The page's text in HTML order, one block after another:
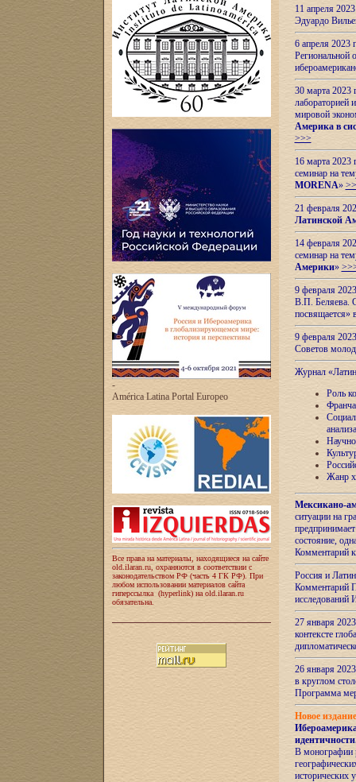
-
América Latina Portal Europeo
Все права на материалы, находящиеся на сайте
old.ilaran.ru, охраняются в соответствии с
законодательством РФ (часть 4 ГК РФ). При
любом использовании материалов сайта
гиперссылка (hyperlink) на old.ilaran.ru
обязательна.
11 апреля
Эдуардо
6 апреля
Региональной
30 марта 2023
лабораторией
мировой
Америка в
>>>
16 марта 2023
семинар на
MORENA»
21 февраля
Латинской
14 февраля
семинар на
Америки»
9 февраля
В.П. Беляева.
посвящается»
9 февраля
Советов
Журнал
Роль
анализа
Жанр
Мексикано-
ситуации на
состояние,
Комментарий
Россия и
Комментарий
27 января
контексте
26 января
в круглом
Программа
Новое
идентичности
В монографии
исторических